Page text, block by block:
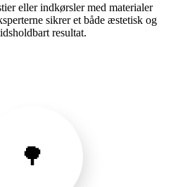
eller indkørsler med materialer
sikrer et både æstetisk og
resultat.
🌳